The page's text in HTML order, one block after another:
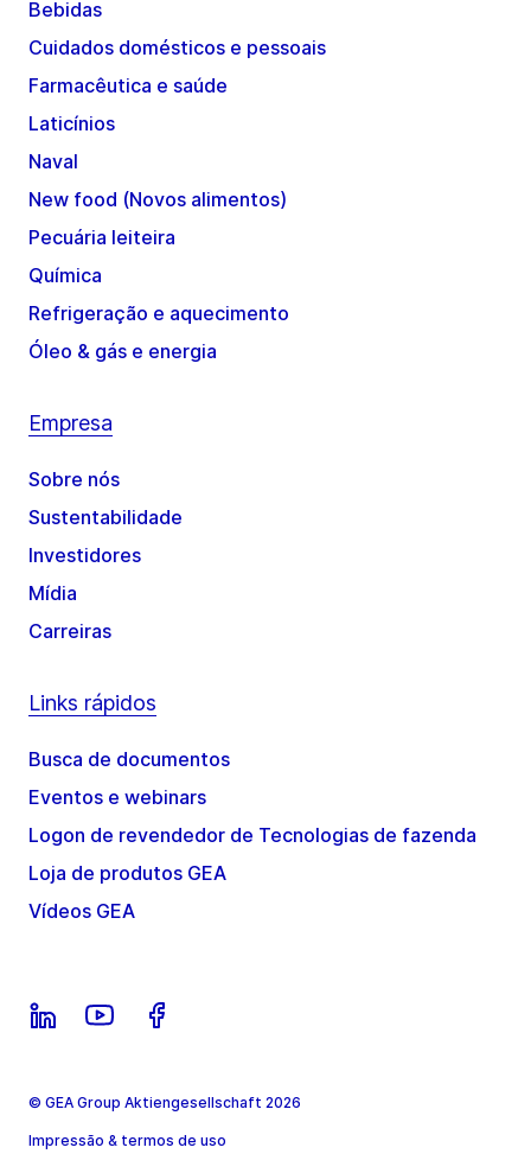
Bebidas
Cuidados domésticos e pessoais
Farmacêutica e saúde
Laticínios
Naval
New food (Novos alimentos)
Pecuária leiteira
Química
Refrigeração e aquecimento
Óleo & gás e energia
Empresa
Sobre nós
Sustentabilidade
Investidores
Mídia
Carreiras
Links rápidos
Busca de documentos
Eventos e webinars
Logon de revendedor de Tecnologias de fazenda
Loja de produtos GEA
Vídeos GEA
© GEA Group Aktiengesellschaft 2026
Impressão & termos de uso